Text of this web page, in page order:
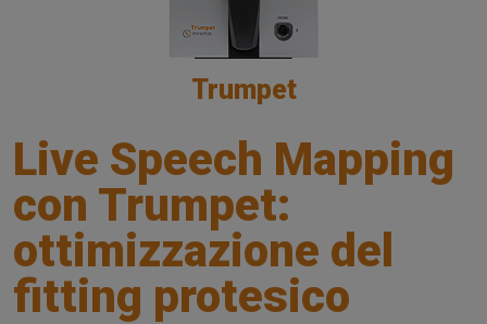
Trumpet
Live Speech Mapping
con Trumpet:
ottimizzazione del
fitting protesico